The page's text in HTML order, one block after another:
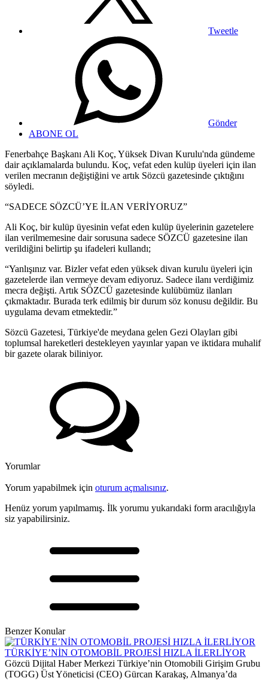
Tweetle
Gönder
ABONE OL
Fenerbahçe Başkanı Ali Koç, Yüksek Divan Kurulu'nda gündeme
dair açıklamalarda bulundu. Koç, vefat eden kulüp üyeleri için ilan
verilen mecranın değiştiğini ve artık Sözcü gazetesinde çıktığını
söyledi.
“SADECE SÖZCÜ’YE İLAN VERİYORUZ”
Ali Koç, bir kulüp üyesinin vefat eden kulüp üyelerinin gazetelere
ilan verilmemesine dair sorusuna sadece SÖZCÜ gazetesine ilan
verildiğini belirtip şu ifadeleri kullandı;
“Yanlışınız var. Bizler vefat eden yüksek divan kurulu üyeleri için
gazetelerde ilan vermeye devam ediyoruz. Sadece ilanı verdiğimiz
mecra değişti. Artık SÖZCÜ gazetesinde kulübümüz ilanları
çıkmaktadır. Burada terk edilmiş bir durum söz konusu değildir. Bu
uygulama devam etmektedir.”
Sözcü Gazetesi, Türkiye'de meydana gelen Gezi Olayları gibi
toplumsal hareketleri destekleyen yayınlar yapan ve iktidara muhalif
bir gazete olarak biliniyor.
Yorumlar
Yorum yapabilmek için oturum açmalısınız.
Henüz yorum yapılmamış. İlk yorumu yukarıdaki form aracılığıyla
siz yapabilirsiniz.
Benzer Konular
TÜRKİYE’NİN OTOMOBİL PROJESİ HIZLA İLERLİYOR
Gözcü Dijital Haber Merkezi Türkiye’nin Otomobili Girişim Grubu
(TOGG) Üst Yöneticisi (CEO) Gürcan Karakaş, Almanya’da